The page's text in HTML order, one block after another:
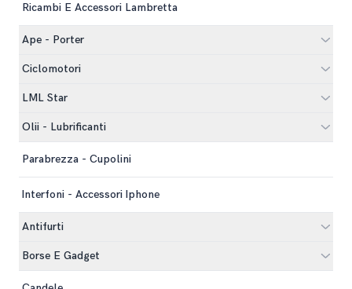
Ricambi E Accessori Lambretta
Ape - Porter
Ciclomotori
LML Star
Olii - Lubrificanti
Parabrezza - Cupolini
Interfoni - Accessori Iphone
Antifurti
Borse E Gadget